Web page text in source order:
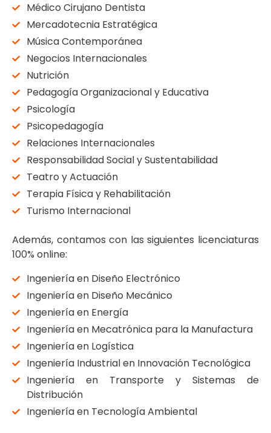
Médico Cirujano Dentista
Mercadotecnia Estratégica
Música Contemporánea
Negocios Internacionales
Nutrición
Pedagogía Organizacional y Educativa
Psicología
Psicopedagogía
Relaciones Internacionales
Responsabilidad Social y Sustentabilidad
Teatro y Actuación
Terapia Física y Rehabilitación
Turismo Internacional
Además, contamos con las siguientes licenciaturas
100% online:
Ingeniería en Diseño Electrónico
Ingeniería en Diseño Mecánico
Ingeniería en Energía
Ingeniería en Mecatrónica para la Manufactura
Ingeniería en Logística
Ingeniería Industrial en Innovación Tecnológica
Ingeniería en Transporte y Sistemas de
Distribución
Ingeniería en Tecnología Ambiental